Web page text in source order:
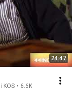
24:47
KOS • 6.6K